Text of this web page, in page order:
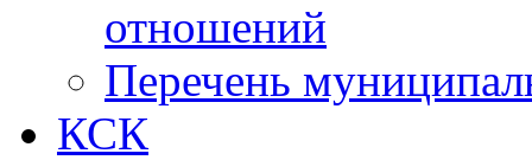
отношений
Перечень
КСК